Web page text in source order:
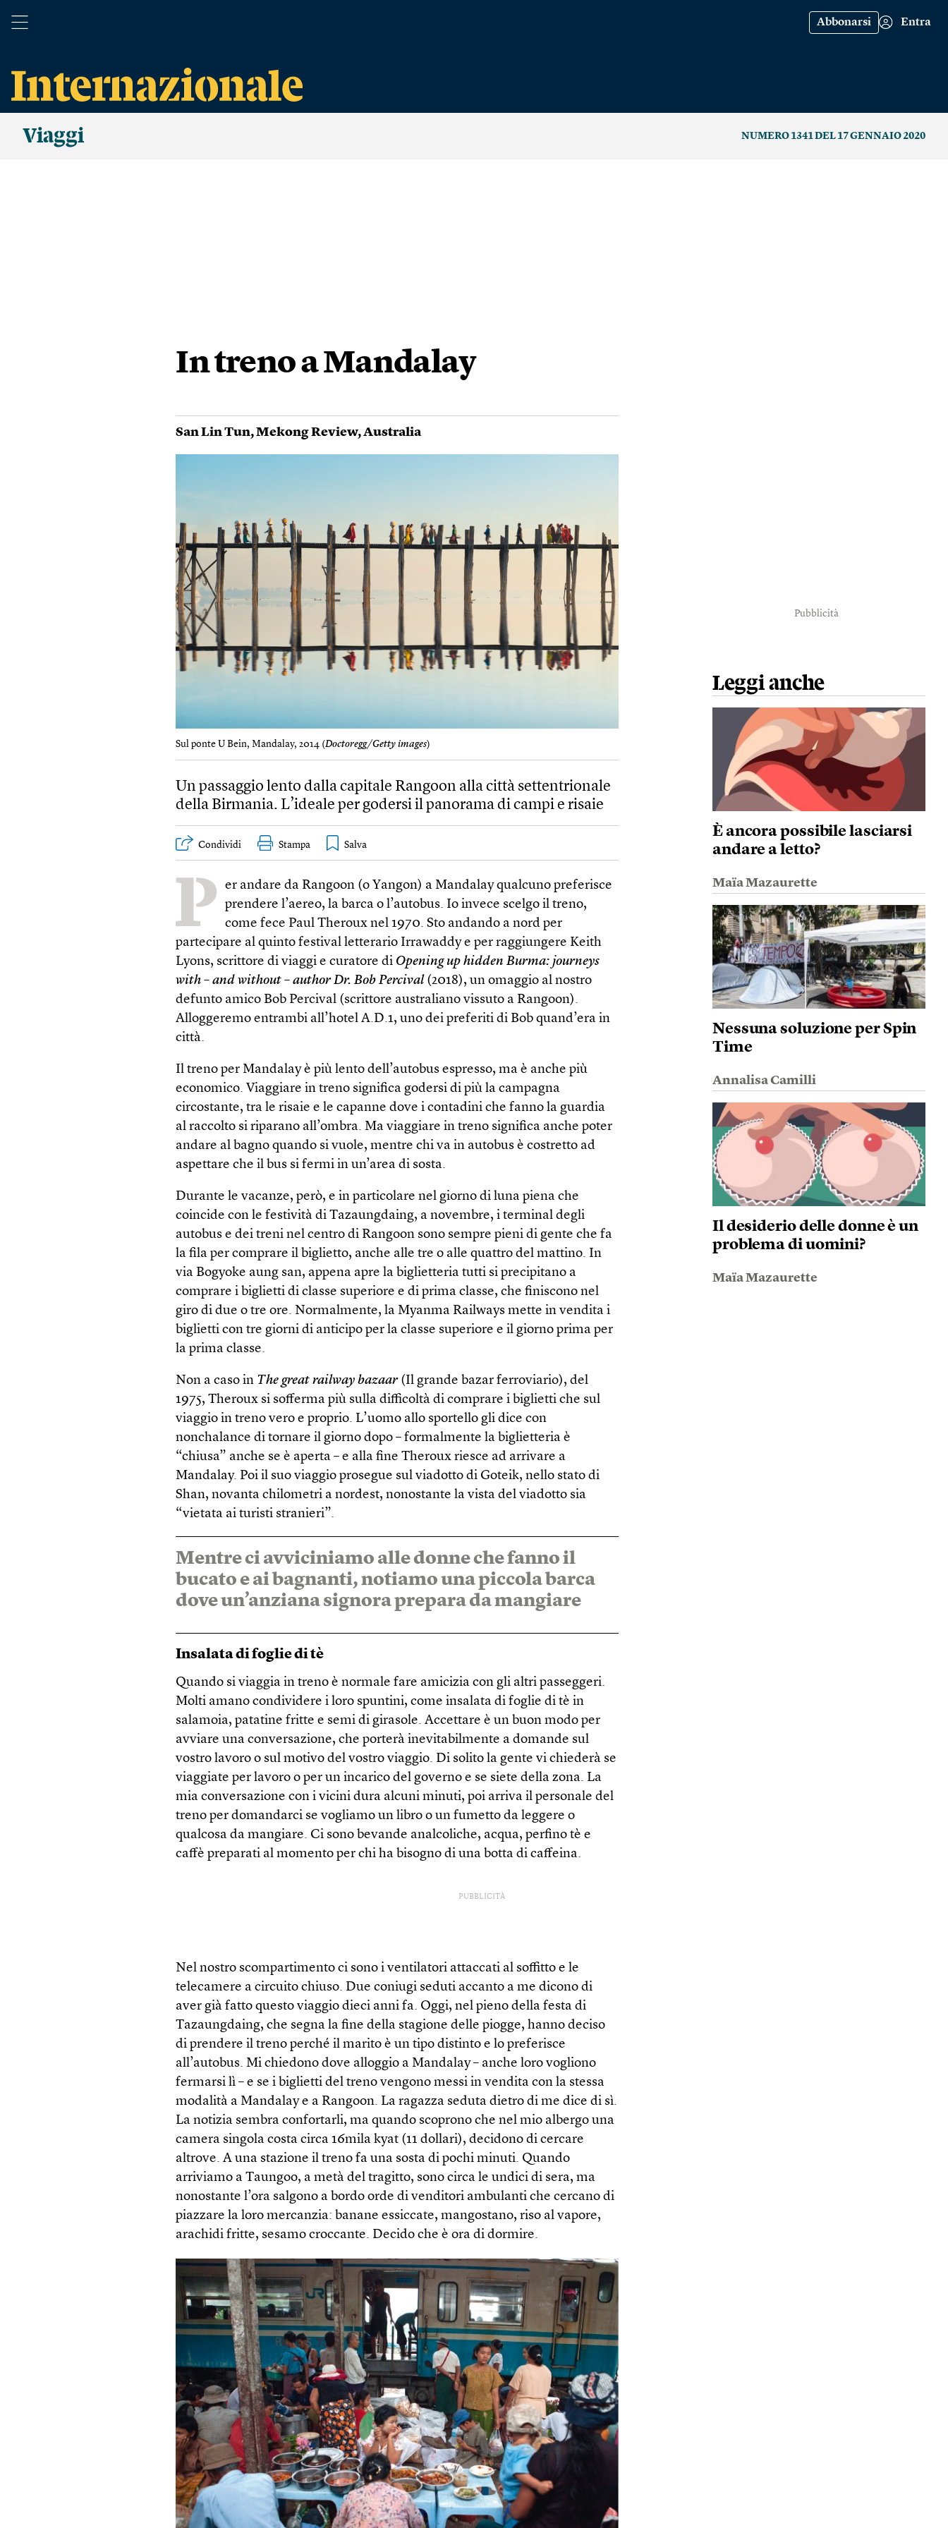
Abbonarsi Entra
Viaggi NUMERO 1341 DEL 17 GENNAIO 2020
In treno a Mandalay
San Lin Tun,Mekong Review,Australia
Sul ponte U Bein, Mandalay, 2014 (Doctoregg/Getty images)
Un passaggio lento dalla capitale Rangoon alla città settentrionale
della Birmania. L’ideale per godersi il panorama di campi e risaie
Condividi Stampa
P
er andare da Rangoon (o Yangon) a Mandalay qualcuno preferisce
prendere l’aereo, la barca o l’autobus. Io invece scelgo il treno,
come fece Paul Theroux nel 1970. Sto andando a nord per
partecipare al quinto festival letterario Irrawaddy e per raggiungere Keith
Lyons, scrittore di viaggi e curatore di Opening up hidden Burma: journeys
with – and without – author Dr. Bob Percival (2018), un omaggio al nostro
defunto amico Bob Percival (scrittore australiano vissuto a Rangoon).
Alloggeremo entrambi all’hotel A.D.1, uno dei preferiti di Bob quand’era in
città.
Il treno per Mandalay è più lento dell’autobus espresso, ma è anche più
economico. Viaggiare in treno significa godersi di più la campagna
circostante, tra le risaie e le capanne dove i contadini che fanno la guardia
al raccolto si riparano all’ombra. Ma viaggiare in treno significa anche poter
andare al bagno quando si vuole, mentre chi va in autobus è costretto ad
aspettare che il bus si fermi in un’area di sosta.
Durante le vacanze, però, e in particolare nel giorno di luna piena che
coincide con le festività di Tazaungdaing, a novembre, i terminal degli
autobus e dei treni nel centro di Rangoon sono sempre pieni di gente che fa
la fila per comprare il biglietto, anche alle tre o alle quattro del mattino. In
via Bogyoke aung san, appena apre la biglietteria tutti si precipitano a
comprare i biglietti di classe superiore e di prima classe, che finiscono nel
giro di due o tre ore. Normalmente, la Myanma Railways mette in vendita i
biglietti con tre giorni di anticipo per la classe superiore e il giorno prima per
la prima classe.
Non a caso in The great railway bazaar(Il grande bazar ferroviario), del
1975, Theroux si sofferma più sulla difficoltà di comprare i biglietti che sul
viaggio in treno vero e proprio. L’uomo allo sportello gli dice con
nonchalance di tornare il giorno dopo – formalmente la biglietteria è
“chiusa” anche se è aperta – e alla fine Theroux riesce ad arrivare a
Mandalay. Poi il suo viaggio prosegue sul viadotto di Goteik, nello stato di
Shan, novanta chilometri a nordest, nonostante la vista del viadotto sia
“vietata ai turisti stranieri”.
Mentre ci avviciniamo alle donne che fanno il
bucato e ai bagnanti, notiamo una piccola barca
dove un’anziana signora prepara da mangiare
Insalata di foglie di tè
Quando si viaggia in treno è normale fare amicizia con gli altri passeggeri.
Molti amano condividere i loro spuntini, come insalata di foglie di tè in
salamoia, patatine fritte e semi di girasole. Accettare è un buon modo per
avviare una conversazione, che porterà inevitabilmente a domande sul
vostro lavoro o sul motivo del vostro viaggio. Di solito la gente vi chiederà se
viaggiate per lavoro o per un incarico del governo e se siete della zona. La
mia conversazione con i vicini dura alcuni minuti, poi arriva il personale del
treno per domandarci se vogliamo un libro o un fumetto da leggere o
qualcosa da mangiare. Ci sono bevande analcoliche, acqua, perfino tè e
caffè preparati al momento per chi ha bisogno di una botta di caffeina.
PUBBLICITÀ
Nel nostro scompartimento ci sono i ventilatori attaccati al soffitto e le
telecamere a circuito chiuso. Due coniugi seduti accanto a me dicono di
aver già fatto questo viaggio dieci anni fa. Oggi, nel pieno della festa di
Tazaungdaing, che segna la fine della stagione delle piogge, hanno deciso
di prendere il treno perché il marito è un tipo distinto e lo preferisce
all’autobus. Mi chiedono dove alloggio a Mandalay – anche loro vogliono
fermarsi lì – e se i biglietti del treno vengono messi in vendita con la stessa
modalità a Mandalay e a Rangoon. La ragazza seduta dietro di me dice di sì.
La notizia sembra confortarli, ma quando scoprono che nel mio albergo una
camera singola costa circa 16mila kyat (11 dollari), decidono di cercare
altrove. A una stazione il treno fa una sosta di pochi minuti. Quando
arriviamo a Taungoo, a metà del tragitto, sono circa le undici di sera, ma
nonostante l’ora salgono a bordo orde di venditori ambulanti che cercano di
piazzare la loro mercanzia: banane essiccate, mangostano, riso al vapore,
arachidi fritte, sesamo croccante. Decido che è ora di dormire.
Pubblicità
Leggi anche
È ancora possibile lasciarsi
andare a letto?
Maïa Mazaurette
Nessuna soluzione per Spin
Time
Annalisa Camilli
Il desiderio delle donne è un
problema di uomini?
Maïa Mazaurette